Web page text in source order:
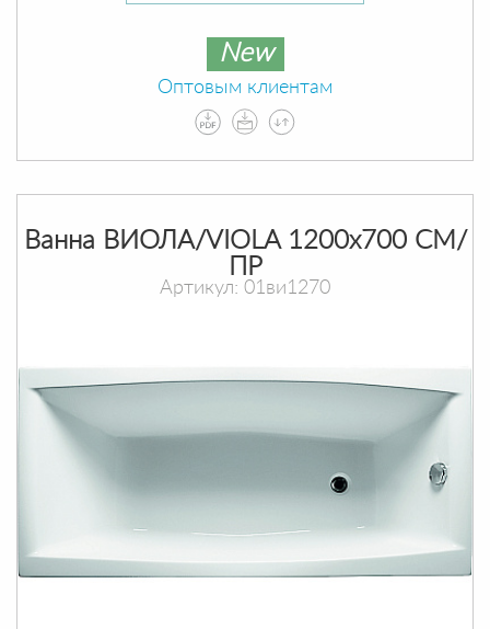
New
Оптовым клиентам
Ванна ВИОЛА/VIOLA 1200х700 СМ/
ПР
Артикул: 01ви1270